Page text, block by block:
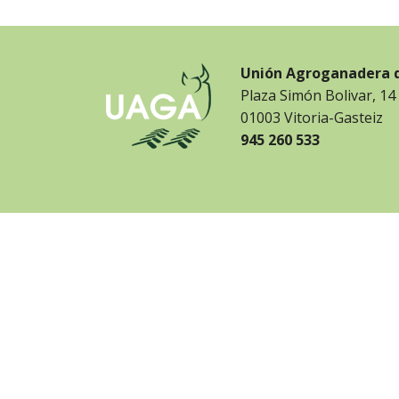
Unión Agroganadera
Plaza Simón Bolivar,
01003 Vitoria-Gasteiz
945 260 533